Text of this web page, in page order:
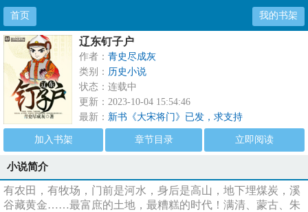
首页 我的书架
辽东钉子户
作者： 青史尽成灰
类别： 历史小说
状态：连载中
更新：2023-10-04 15:54:46
最新： 新书《大宋将门》已发，求支持
加入书架 章节目录 立即阅读
小说简介
有农田，有牧场，门前是河水，身后是高山，地下埋煤炭，溪
谷藏黄金……最富庶的土地，最糟糕的时代！满清、蒙古、朱